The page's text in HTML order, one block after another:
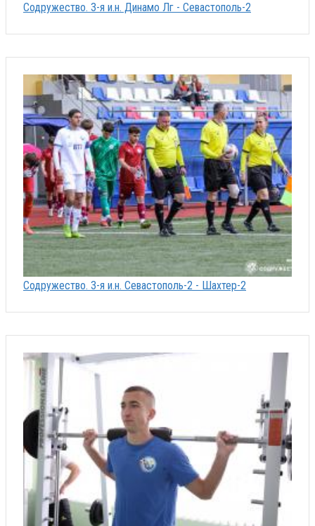
Содружество. 3-я и.н. Динамо Лг - Севастополь-2
Содружество. 3-я и.н. Севастополь-2 - Шахтер-2